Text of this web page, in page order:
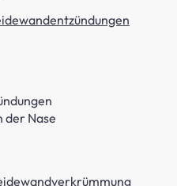
der Nase